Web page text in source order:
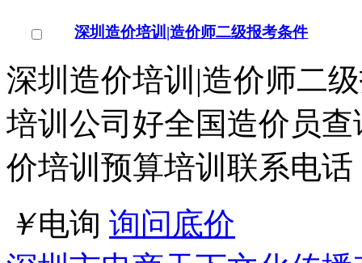
价培训预算培训联系电话
￥电询 询问底价
深圳市电商天下文化传
广东/深圳市